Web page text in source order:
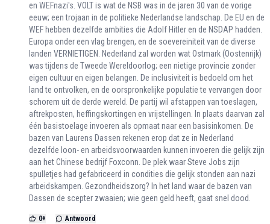
en WEFnazi's. VOLT is wat de NSB was in de jaren 30 van de vorige
eeuw; een trojaan in de politieke Nederlandse landschap. De EU en de
WEF hebben dezelfde ambities die Adolf Hitler en de NSDAP hadden.
Europa onder een vlag brengen, en de soevereiniteit van de diverse
landen VERNIETIGEN. Nederland zal worden wat Ostmark (Oostenrijk)
was tijdens de Tweede Wereldoorlog; een nietige provincie zonder
eigen cultuur en eigen belangen. De inclusiviteit is bedoeld om het
land te ontvolken, en de oorspronkelijke populatie te vervangen door
schorem uit de derde wereld. De partij wil afstappen van toeslagen,
aftrekposten, heffingskortingen en vrijstellingen. In plaats daarvan zal
één basistoelage invoeren als opmaat naar een basisinkomen. De
bazen van Laurens Dassen rekenen erop dat ze in Nederland
dezelfde loon- en arbeidsvoorwaarden kunnen invoeren die gelijk zijn
aan het Chinese bedrijf Foxconn. De plek waar Steve Jobs zijn
spulletjes had gefabriceerd in condities die gelijk stonden aan nazi
arbeidskampen. Gezondheidszorg? In het land waar de bazen van
Dassen de scepter zwaaien; wie geen geld heeft, gaat snel dood.
0+ Antwoord